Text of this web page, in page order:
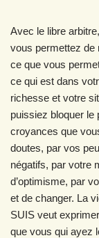
Avec le libre
vous permettez de
ce que vous
ce qui est dans
richesse et votre
puissiez bloquer le
croyances que
doutes, par vos
négatifs, par votre
d’optimisme, par
et de changer. La
SUIS veut
que vous qui ayez